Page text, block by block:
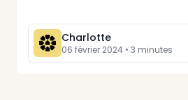
Charlotte
06 février 2024 • 3 minutes